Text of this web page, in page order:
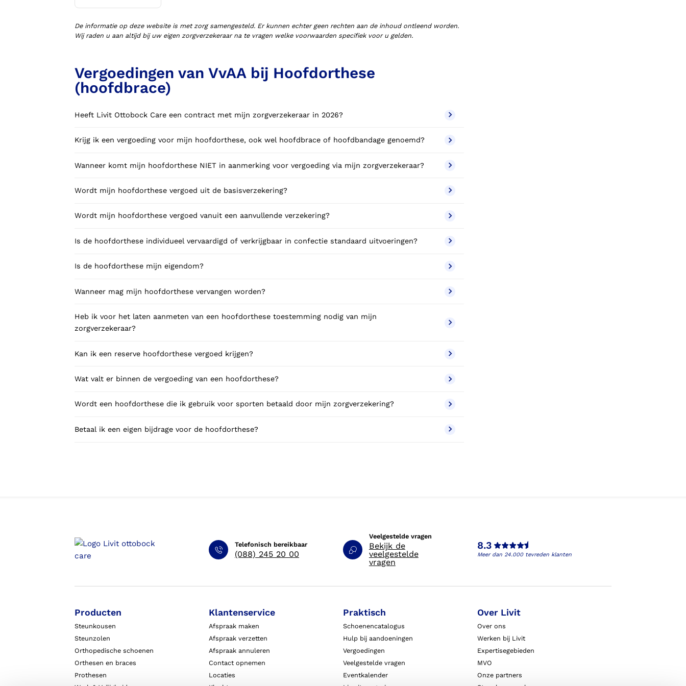
schoenen (VLOS)
De informatie op deze website is met zorg samengesteld. Er kunnen echter geen rechten aan de inhoud ontleend worden.
Wij raden u aan altijd bij uw eigen zorgverzekeraar na te vragen welke voorwaarden specifiek voor u gelden.
Vergoedingen van VvAA bij Hoofdorthese
(hoofdbrace)
Heeft Livit Ottobock Care een contract met mijn zorgverzekeraar in 2026?
Krijg ik een vergoeding voor mijn hoofdorthese, ook wel hoofdbrace of hoofdbandage genoemd?
Wanneer komt mijn hoofdorthese NIET in aanmerking voor vergoeding via mijn zorgverzekeraar?
Wordt mijn hoofdorthese vergoed uit de basisverzekering?
Wordt mijn hoofdorthese vergoed vanuit een aanvullende verzekering?
Is de hoofdorthese individueel vervaardigd of verkrijgbaar in confectie standaard uitvoeringen?
Is de hoofdorthese mijn eigendom?
Wanneer mag mijn hoofdorthese vervangen worden?
Heb ik voor het laten aanmeten van een hoofdorthese toestemming nodig van mijn
zorgverzekeraar?
Kan ik een reserve hoofdorthese vergoed krijgen?
Wat valt er binnen de vergoeding van een hoofdorthese?
Wordt een hoofdorthese die ik gebruik voor sporten betaald door mijn zorgverzekering?
Betaal ik een eigen bijdrage voor de hoofdorthese?
Telefonisch bereikbaar
(088) 245 20 00
Veelgestelde vragen
Bekijk de
veelgestelde
vragen
8.3
Meer dan 24.000 tevreden klanten
Producten
Steunkousen
Steunzolen
Orthopedische schoenen
Orthesen en braces
Prothesen
Klantenservice
Afspraak maken
Afspraak verzetten
Afspraak annuleren
Contact opnemen
Locaties
Praktisch
Schoenencatalogus
Hulp bij aandoeningen
Vergoedingen
Veelgestelde vragen
Eventkalender
Over Livit
Over ons
Werken bij Livit
Expertisegebieden
MVO
Onze partners